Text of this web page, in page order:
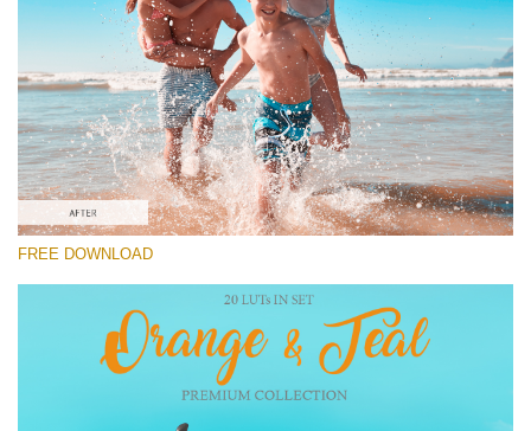
Cinema Look Collection (80 LUTs)
Entire Collection (260 LUTs)
無料ダウンロード
FREE DOWNLOAD